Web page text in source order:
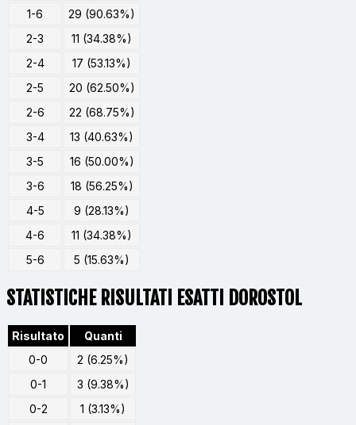
1-6
29 (90.63%)
2-3
11 (34.38%)
2-4
17 (53.13%)
2-5
20 (62.50%)
2-6
22 (68.75%)
3-4
13 (40.63%)
3-5
16 (50.00%)
3-6
18 (56.25%)
4-5
9 (28.13%)
4-6
11 (34.38%)
5-6
5 (15.63%)
STATISTICHE RISULTATI ESATTI DOROSTOL
Risultato
Quanti
0-0
2 (6.25%)
0-1
3 (9.38%)
0-2
1 (3.13%)